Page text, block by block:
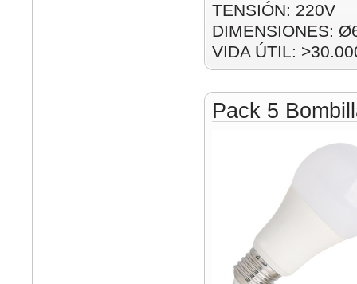
TENSIÓN: 220V
DIMENSIONES:
VIDA ÚTIL:
Pack 5